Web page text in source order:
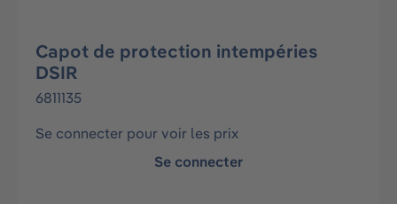
Capot de protection intempéries
DSIR
6811135
Se connecter pour voir les prix
Se connecter